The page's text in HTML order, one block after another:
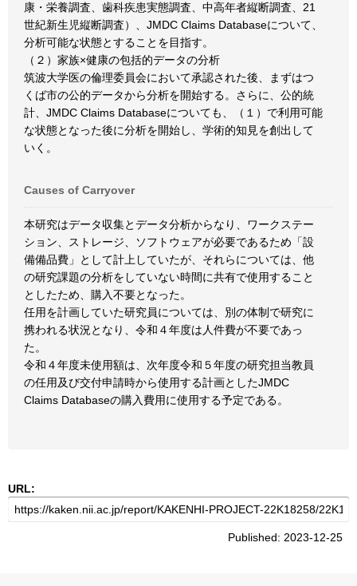
康・栄養調査、歯科疾患実態調査、中高年者縦断調査、21
世紀新生児縦断調査）、JMDC Claims Databaseについて、
分析可能な状態とすることを目指す。
（２）家族×健康の包括的データの分析
筑波大学医の倫理委員会において承認された後、まずはつ
くば市の公的データから分析を開始する。さらに、公的統
計、JMDC Claims Databaseについても、（１）で利用可能
な状態となった後に分析を開始し、学術的知見を創出して
いく。
Causes of Carryover
本研究はデータ収集とデータ分析からなり、ワークステー
ション、ストレージ、ソフトウェアが必要であるため「設
備備品費」として計上していたが、それらについては、他
の研究課題の分析をしていない時間に共有で使用すること
としたため、購入不要となった。
任用を計画していた研究員については、別の体制で研究に
携われる状況となり、令和４年度は人件費が不要であっ
た。
令和４年度未使用額は、次年度令和５年度の研究担当教員
の任用及び交付申請時から使用する計画としたJMDC
Claims Databaseの購入費用に使用する予定である。
URL:
Published: 2023-12-25